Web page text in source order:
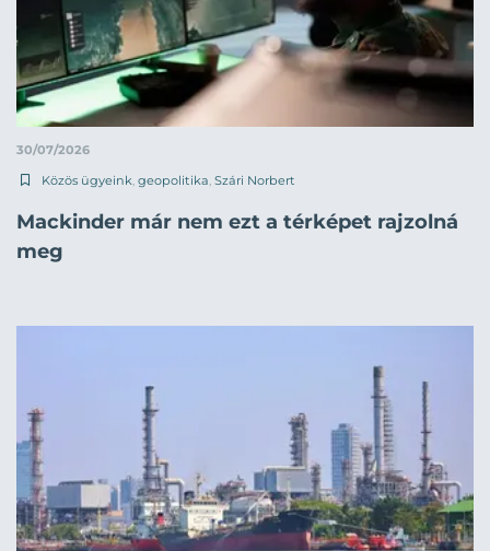
30/07/2026
Közös ügyeink, geopolitika, Szári Norbert
Mackinder már nem ezt a térképet rajzolná
meg